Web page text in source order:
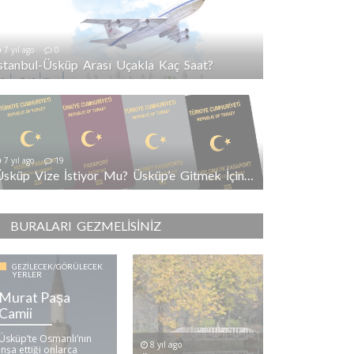
7 yıl ago 0
Üsküp Arası Uçakla Kaç Saat?
7 yıl ago 19
Üsküp Vize İstiyor Mu? Üsküp’e Gitmek İçin Vize Gerekli Mi?
BURALARI GEZMELISINIZ
GEZILECEK/GÖRÜLECEK
YERLER
Murat Paşa
Camii
Üsküp’te Osmanlı’nın
inşa ettiği onlarca
8 yıl ago